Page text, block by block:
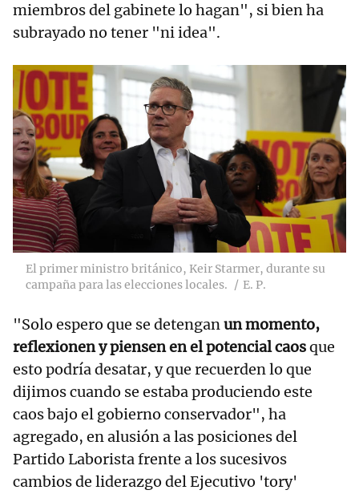
miembros del gabinete lo hagan", si bien ha
subrayado no tener "ni idea".
El primer ministro británico, Keir Starmer, durante su
campaña para las elecciones locales.
E. P.
"Solo espero que se detenganun momento,
reflexionen y piensen en el potencial caosque
esto podría desatar, y que recuerden lo que
dijimos cuando se estaba produciendo este
caos bajo el gobierno conservador", ha
agregado, en alusión a las posiciones del
Partido Laborista frente a los sucesivos
cambios de liderazgo del Ejecutivo 'tory'